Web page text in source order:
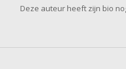
Deze auteur heeft zijn bio